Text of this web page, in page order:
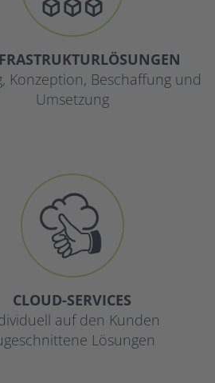
Konzeption, Beschaffung und
Umsetzung
CLOUD-SERVICES
auf den Kunden
Lösungen